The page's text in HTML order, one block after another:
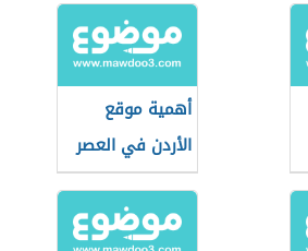
أهمية موقع
الأردن في العصر
المملوكي